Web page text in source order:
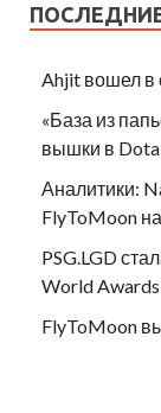
Ahjit вошел в
«База из
вышки в Dota
Аналитики:
FlyToMoon
PSG.LGD
World
FlyToMoon